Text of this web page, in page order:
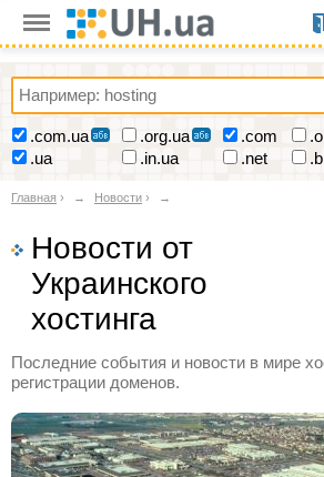
.com.ua .org.ua .com
.ua
.in.ua .net
Главная › Новости ›
Новости от
Украинского
хостинга
Последние события и новости в мире
регистрации доменов.